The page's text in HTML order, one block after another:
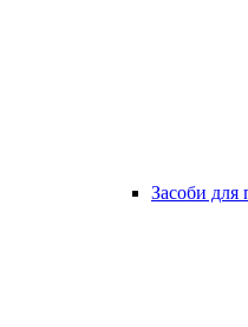
Засоби для